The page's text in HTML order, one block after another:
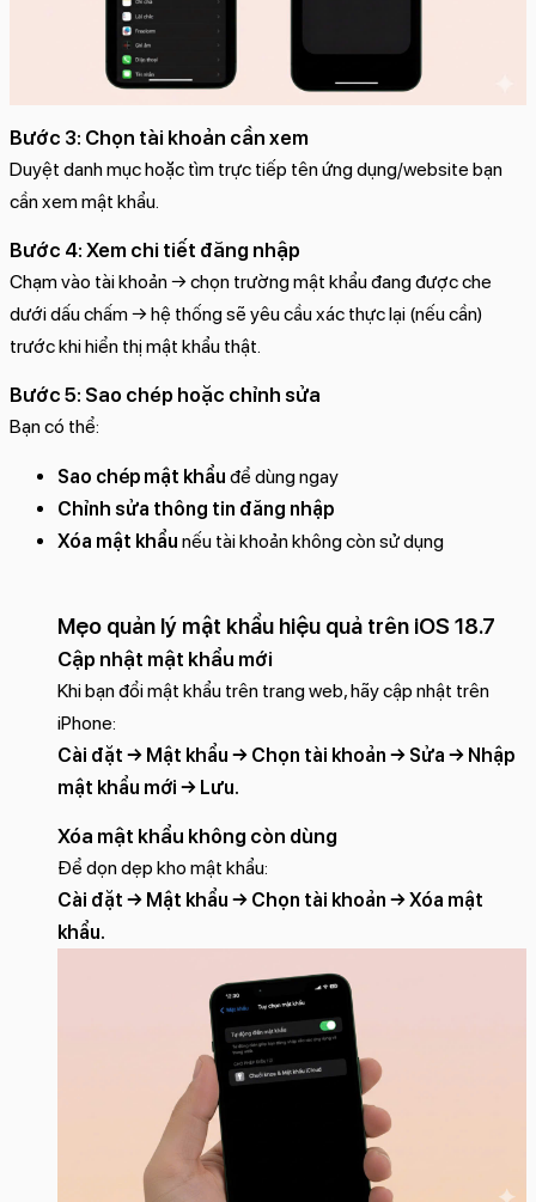
Bước 3: Chọn tài khoản cần xem
Duyệt danh mục hoặc tìm trực tiếp tên ứng dụng/website bạn
cần xem mật khẩu.
Bước 4: Xem chi tiết đăng nhập
Chạm vào tài khoản → chọn trường mật khẩu đang được che
dưới dấu chấm → hệ thống sẽ yêu cầu xác thực lại (nếu cần)
trước khi hiển thị mật khẩu thật.
Bước 5: Sao chép hoặc chỉnh sửa
Bạn có thể:
Sao chép mật khẩu để dùng ngay
Chỉnh sửa thông tin đăng nhập
Xóa mật khẩu nếu tài khoản không còn sử dụng
Mẹo quản lý mật khẩu hiệu quả trên iOS 18.7
Cập nhật mật khẩu mới
Khi bạn đổi mật khẩu trên trang web, hãy cập nhật trên
iPhone:
Cài đặt → Mật khẩu → Chọn tài khoản → Sửa → Nhập
mật khẩu mới → Lưu.
Xóa mật khẩu không còn dùng
Để dọn dẹp kho mật khẩu:
Cài đặt → Mật khẩu → Chọn tài khoản → Xóa mật
khẩu.